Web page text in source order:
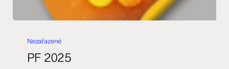
2025Nezařazené
PF 2025